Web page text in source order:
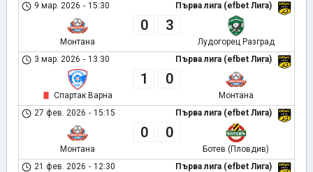
Първа лига (efbet Лига)
9 мар. 2026 - 15:30
Монтана
0 3
Лудогорец Разград
Първа лига (efbet Лига)
3 мар. 2026 - 13:30
Спартак Варна
1 0
Монтана
Първа лига (efbet Лига)
27 фев. 2026 - 15:15
Монтана
0 0
Ботев (Пловдив)
Първа лига (efbet Лига)
21 фев. 2026 - 12:30